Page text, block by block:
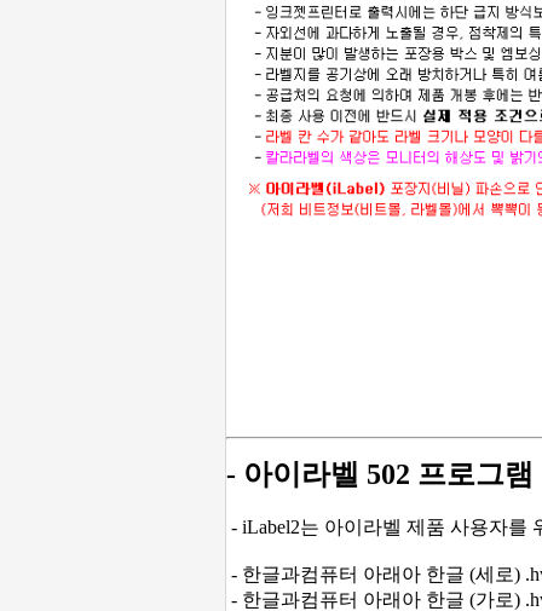
- 아이라벨 502 프로그
- iLabel2는 아이라벨 제품 사용자
- 한글과컴퓨터 아래아 한글 (세로)
- 한글과컴퓨터 아래아 한글 (가로)